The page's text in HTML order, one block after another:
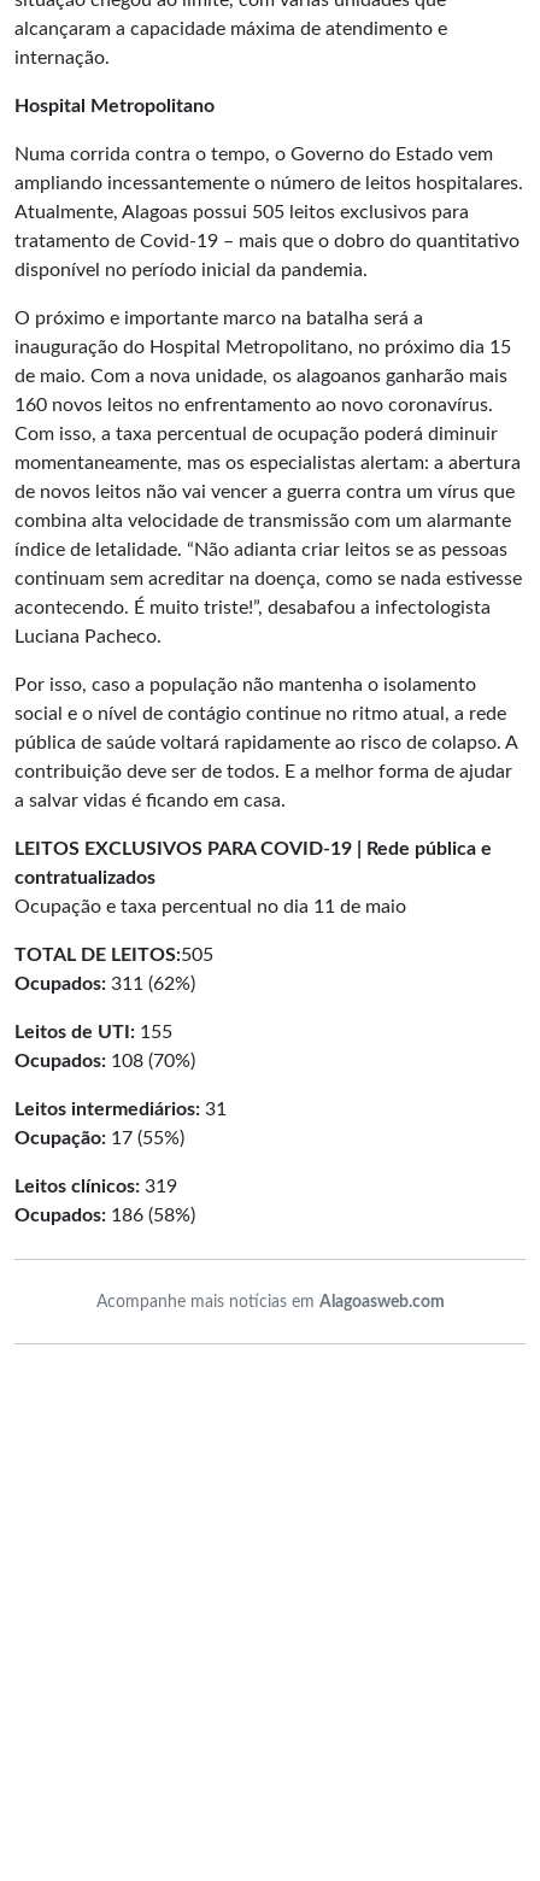
alcançaram a capacidade máxima de atendimento e
internação.
Hospital Metropolitano
Numa corrida contra o tempo, o Governo do Estado vem
ampliando incessantemente o número de leitos hospitalares.
Atualmente, Alagoas possui 505 leitos exclusivos para
tratamento de Covid-19 – mais que o dobro do quantitativo
disponível no período inicial da pandemia.
O próximo e importante marco na batalha será a
inauguração do Hospital Metropolitano, no próximo dia 15
de maio. Com a nova unidade, os alagoanos ganharão mais
160 novos leitos no enfrentamento ao novo coronavírus.
Com isso, a taxa percentual de ocupação poderá diminuir
momentaneamente, mas os especialistas alertam: a abertura
de novos leitos não vai vencer a guerra contra um vírus que
combina alta velocidade de transmissão com um alarmante
índice de letalidade. “Não adianta criar leitos se as pessoas
continuam sem acreditar na doença, como se nada estivesse
acontecendo. É muito triste!”, desabafou a infectologista
Luciana Pacheco.
Por isso, caso a população não mantenha o isolamento
social e o nível de contágio continue no ritmo atual, a rede
pública de saúde voltará rapidamente ao risco de colapso. A
contribuição deve ser de todos. E a melhor forma de ajudar
a salvar vidas é ficando em casa.
LEITOS EXCLUSIVOS PARA COVID-19 | Rede pública e
contratualizados
Ocupação e taxa percentual no dia 11 de maio
TOTAL DE LEITOS:505
Ocupados: 311 (62%)
Leitos de UTI: 155
Ocupados: 108 (70%)
Leitos intermediários: 31
Ocupação: 17 (55%)
Leitos clínicos: 319
Ocupados: 186 (58%)
Acompanhe mais notícias em Alagoasweb.com